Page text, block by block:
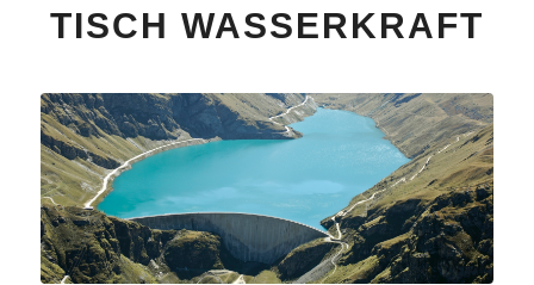
TISCH WASSERKRAFT